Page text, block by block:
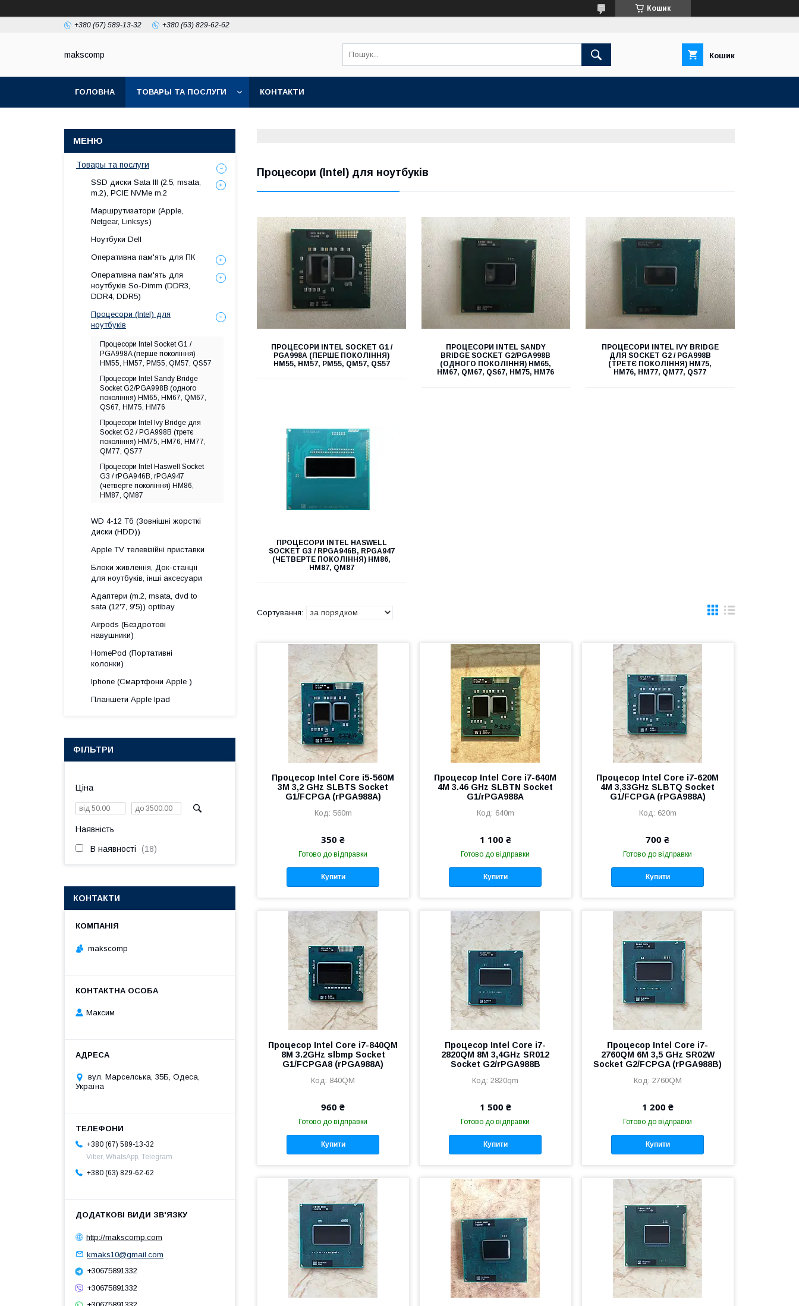
Кошик
+380 (67) 589-13-32 +380 (63) 829-62-62
makscomp Кошик
ГОЛОВНА ТОВАРЫ ТА ПОСЛУГИ КОНТАКТИ
Процесори (Intel) для ноутбуків
ПРОЦЕСОРИ INTEL SOCKET G1 /
PGA998A (ПЕРШЕ ПОКОЛІННЯ)
HM55, HM57, PM55, QM57, QS57
ПРОЦЕСОРИ INTEL SANDY
BRIDGE SOCKET G2/PGA998B
(ОДНОГО ПОКОЛІННЯ) HM65,
HM67, QM67, QS67, HM75, HM76
ПРОЦЕСОРИ INTEL IVY BRIDGE
ДЛЯ SOCKET G2 / PGA998B
(ТРЕТЄ ПОКОЛІННЯ) HM75,
HM76, HM77, QM77, QS77
ПРОЦЕСОРИ INTEL HASWELL
SOCKET G3 / RPGA946B, RPGA947
(ЧЕТВЕРТЕ ПОКОЛІННЯ) HM86,
HM87, QM87
Процесор Intel Core i5-560M
3M 3,2 GHz SLBTS Socket
G1/FCPGA (rPGA988A)
560m
350 ₴
Готово до відправки
Купити
Процесор Intel Core i7-640M
4M 3.46 GHz SLBTN Socket
G1/rPGA988A
640m
1 100 ₴
Готово до відправки
Купити
Процесор Intel Core i7-620M
4M 3,33GHz SLBTQ Socket
G1/FCPGA (rPGA988A)
620m
700 ₴
Готово до відправки
Купити
Процесор Intel Core i7-840QM
8M 3.2GHz slbmp Socket
G1/FCPGA8 (rPGA988A)
840QM
960 ₴
Готово до відправки
Купити
Процесор Intel Core i7-
2820QM 8M 3,4GHz SR012
Socket G2/rPGA988B
2820qm
1 500 ₴
Готово до відправки
Купити
Процесор Intel Core i7-
2760QM 6M 3,5 GHz SR02W
Socket G2/FCPGA (rPGA988B)
2760QM
1 200 ₴
Готово до відправки
Купити
Товары та послуги
SSD диски Sata III (2.5, msata,
m.2), PCIE NVMe m.2
Маршрутизатори (Apple,
Netgear, Linksys)
Ноутбуки Dell
Оперативна пам'ять для ПК
Оперативна пам'ять для
ноутбуків So-Dimm (DDR3,
DDR4, DDR5)
Процесори (Intel) для
ноутбуків
Процесори Intel Socket G1 /
PGA998A (перше покоління)
HM55, HM57, PM55, QM57, QS57
Процесори Intel Sandy Bridge
Socket G2/PGA998B (одного
покоління) HM65, HM67, QM67,
QS67, HM75, HM76
Процесори Intel Ivy Bridge для
Socket G2 / PGA998B (третє
покоління) HM75, HM76, HM77,
QM77, QS77
Процесори Intel Haswell Socket
G3 / rPGA946B, rPGA947
(четверте покоління) HM86,
HM87, QM87
WD 4-12 Тб (Зовнішні жорсткі
диски (HDD))
Apple TV телевізійні приставки
Блоки живлення, Док-станціі
для ноутбуків, інші аксесуари
Адаптери (m.2, msata, dvd to
sata (12'7, 9'5)) optibay
Airpods (Бездротові
навушники)
HomePod (Портативні
колонки)
Iphone (Смартфони Apple )
Планшети Apple Ipad
ФІЛЬТРИ
Ціна
Наявність
В наявності 18
КОНТАКТИ
makscomp
Максим
вул. Марселська, 35Б, Одеса,
Україна
+380 (67) 589-13-32
Viber, WhatsApp, Telegram
+380 (63) 829-62-62
http://makscomp.com
kmaks10@gmail.com
+30675891332
+30675891332